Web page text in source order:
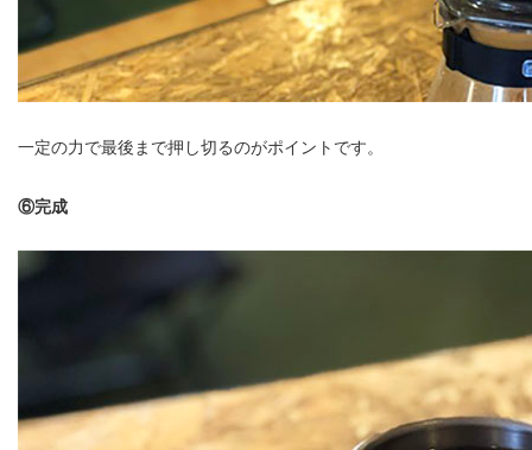
一定の力で最後まで押し切るのがポイントです。
⑥完成